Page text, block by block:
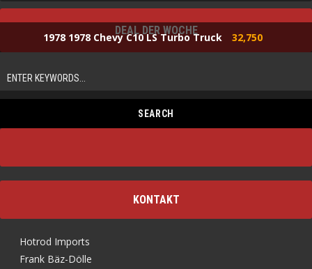
DEAL DER WOCHE
1978 1978 Chevy C10 LS Turbo Truck 32,750
KONTAKT
Hotrod Imports
Frank Bäz-Dölle